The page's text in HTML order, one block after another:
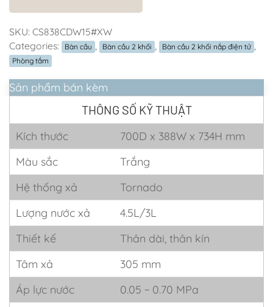
SKU: CS838CDW15#XW
Categories:
Bàn cầu Bàn cầu 2 khối Bàn cầu 2 khối nắp điện tử
Phòng tắm
Sản phẩm bán kèm
THÔNG SỐ KỸ THUẬT
Kích thước
700D x 388W x 734H mm
Màu sắc
Trắng
Hệ thống xả
Tornado
Lượng nước xả
4.5L/3L
Thiết kế
Thân dài, thân kín
Tâm xả
305 mm
Áp lực nước
0.05 ~ 0.70 MPa